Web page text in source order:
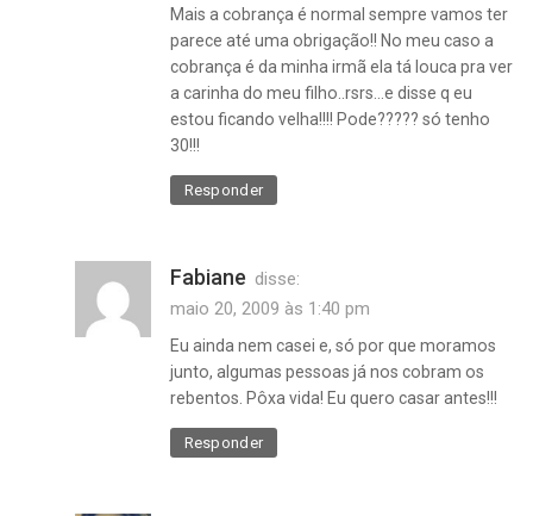
Mais a cobrança é normal sempre vamos ter
parece até uma obrigação!! No meu caso a
cobrança é da minha irmã ela tá louca pra ver
a carinha do meu filho..rsrs…e disse q eu
estou ficando velha!!!! Pode????? só tenho
30!!!
Responder
Fabiane disse:
maio 20, 2009 às 1:40 pm
Eu ainda nem casei e, só por que moramos
junto, algumas pessoas já nos cobram os
rebentos. Pôxa vida! Eu quero casar antes!!!
Responder